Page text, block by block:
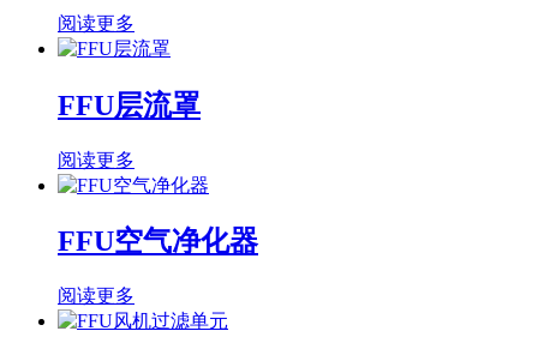
阅读更多
FFU层流罩
阅读更多
FFU空气净化器
阅读更多